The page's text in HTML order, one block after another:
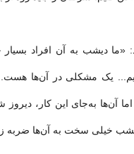
«ما دیشب به آن افراد بسیار
یک مشکلی در آن‌ها هست.
اما آن‌ها به‌جای این کار،
خیلی سخت به آن‌ها ضربه